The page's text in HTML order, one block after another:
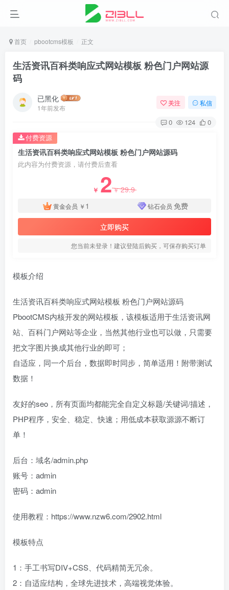
首页 pbootcms模板 正文
生活资讯百科类响应式网站模板 粉色门户网站源
码
已黑化
1年前发布
关注 私信
0 124 0
生活资讯百科类响应式网站模板 粉色门户网站源码
此内容为付费资源，请付费后查看
￥ 2￥29.9
黄金会员 ￥ 1 钻石会员 免费
立即购买
您当前未登录！建议登陆后购买，可保存购买订单
付费资源
模板介绍
生活资讯百科类响应式网站模板 粉色门户网站源码
PbootCMS内核开发的网站模板，该模板适用于生活资讯网
站、百科门户网站等企业，当然其他行业也可以做，只需要
把文字图片换成其他行业的即可；
自适应，同一个后台，数据即时同步，简单适用！附带测试
数据！
友好的seo，所有页面均都能完全自定义标题/关键词/描述，
PHP程序，安全、稳定、快速；用低成本获取源源不断订
单！
后台：域名/admin.php
账号：admin
密码：admin
使用教程：https://www.nzw6.com/2902.html
模板特点
1：手工书写DIV+CSS、代码精简无冗余。
2：自适应结构，全球先进技术，高端视觉体验。